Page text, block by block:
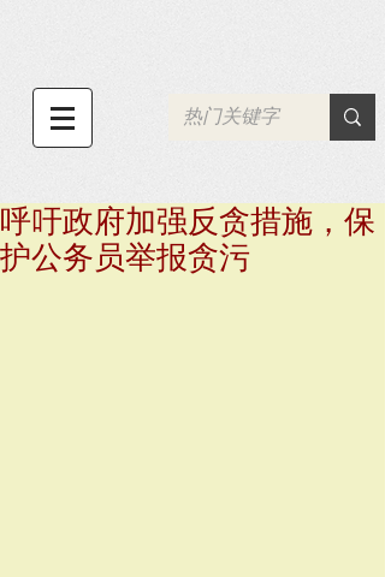
呼吁政府加强反贪措施，保
护公务员举报贪污